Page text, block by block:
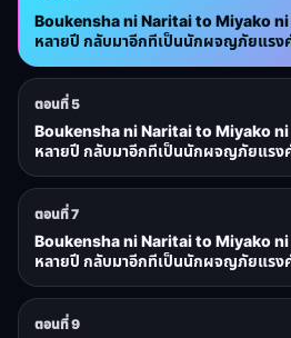
Boukensha ni Naritai to Miyako ni
หลายปี กลับมาอีกทีเป็นนักผจญภัยแรง
ตอนที่ 5
Boukensha ni Naritai to Miyako ni
หลายปี กลับมาอีกทีเป็นนักผจญภัยแรง
ตอนที่ 7
Boukensha ni Naritai to Miyako ni
หลายปี กลับมาอีกทีเป็นนักผจญภัยแรง
ตอนที่ 9